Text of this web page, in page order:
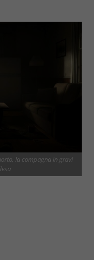
la compagna in gravi